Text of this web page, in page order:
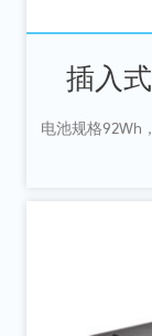
插入
电池规格92Wh